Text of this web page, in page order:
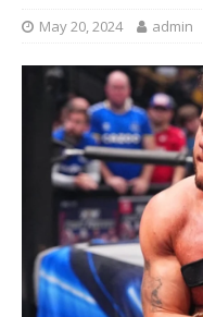
May 20, 2024 admin